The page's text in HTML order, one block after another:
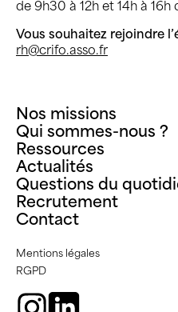
de 9h30 à 12h et 14h à 16h
Vous souhaitez rejoindre
rh@crifo.asso.fr
Nos missions
Qui sommes-nous ?
Ressources
Actualités
Questions du
Recrutement
Contact
Mentions légales
RGPD